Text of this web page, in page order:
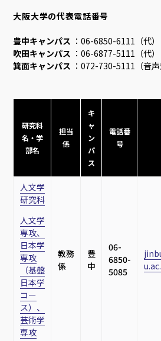
大阪大学の代表電話番号
豊中キャンパス ：06-6850-6111（代）
吹田キャンパス ：06-6877-5111（代）
箕面キャンパス ：072-730-5111（音声
研究科
名・学
部名
担当
係
キ
ャ
ン
パ
ス
電話番
号
人文学
研究科
人文学
専攻、
日本学
専攻
（基盤
日本学
コー
ス）、
芸術学
専攻
教務
係
豊
中
06-
6850-
5085